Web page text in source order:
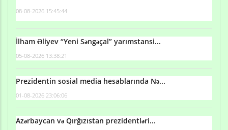
08-08-2026 15:45:44
İlham Əliyev “Yeni Səngəçal” yarımstansi...
05-08-2026 13:38:21
Prezidentin sosial media hesablarında Nə...
01-08-2026 23:06:06
Azərbaycan və Qırğızıstan prezidentləri...